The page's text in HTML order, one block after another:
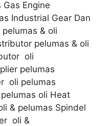
Engine
Industrial Gear Dan
& oli
pelumas & oli
oli
pelumas
oli pelumas
oli Heat
& pelumas Spindel
oli &